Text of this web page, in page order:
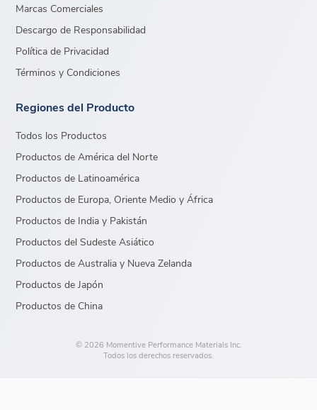
Marcas Comerciales
Descargo de Responsabilidad
Política de Privacidad
Términos y Condiciones
Regiones del Producto
Todos los Productos
Productos de América del Norte
Productos de Latinoamérica
Productos de Europa, Oriente Medio y África
Productos de India y Pakistán
Productos del Sudeste Asiático
Productos de Australia y Nueva Zelanda
Productos de Japón
Productos de China
© 2026 Momentive Performance Materials Inc.
Todos los derechos reservados.